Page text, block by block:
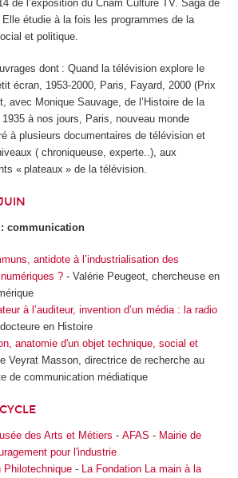
de l’exposition du Cnam Culture TV. Saga de
étudie à la fois les programmes de la
et politique.
dont : Quand la télévision explore le
écran, 1953-2000, Paris, Fayard, 2000 (Prix
avec Monique Sauvage, de l’Histoire de la
à nos jours, Paris, nouveau monde
à plusieurs documentaires de télévision et
( chroniqueuse, experte..), aux
« plateaux » de la télévision.
communication
antidote à l’industrialisation des
?- Valérie Peugeot, chercheuse en
à l’auditeur, invention d’un média : la radio
en Histoire
anatomie d'un objet technique, social et
Veyrat Masson, directrice de recherche au
de communication médiatique
des Arts et Métiers - AFAS - Mairie de
pour l'industrie
Philotechnique -
La Fondation La main à la